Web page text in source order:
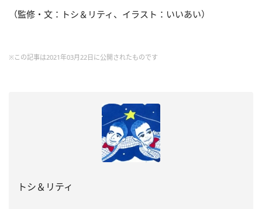
（監修・文：トシ＆リティ、イラスト：いいあい）
※この記事は2021年03月22日に公開されたものです
トシ＆リティ